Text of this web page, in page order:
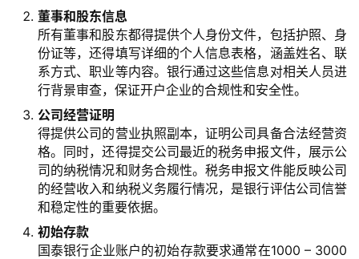
董事和股东信息
所有董事和股东都得提供个人身份文件，包括护照、身
份证等，还得填写详细的个人信息表格，涵盖姓名、联
系方式、职业等内容。银行通过这些信息对相关人员进
行背景审查，保证开户企业的合规性和安全性。
公司经营证明
得提供公司的营业执照副本，证明公司具备合法经营资
格。同时，还得提交公司最近的税务申报文件，展示公
司的纳税情况和财务合规性。税务申报文件能反映公司
的经营收入和纳税义务履行情况，是银行评估公司信誉
和稳定性的重要依据。
初始存款
国泰银行企业账户的初始存款要求通常在1000 – 3000